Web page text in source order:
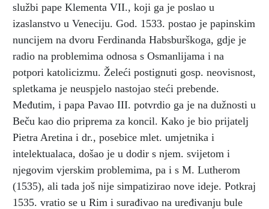
službi pape Klementa VII., koji ga je poslao u
izaslanstvo u Veneciju. God. 1533. postao je papinskim
nuncijem na dvoru Ferdinanda Habsburškoga, gdje je
radio na problemima odnosa s Osmanlijama i na
potpori katolicizmu. Želeći postignuti gosp. neovisnost,
spletkama je neuspjelo nastojao steći prebende.
Međutim, i papa Pavao III. potvrdio ga je na dužnosti u
Beču kao dio priprema za koncil. Kako je bio prijatelj
Pietra Aretina i dr., posebice mlet. umjetnika i
intelektualaca, došao je u dodir s njem. svijetom i
njegovim vjerskim problemima, pa i s M. Lutherom
(1535), ali tada još nije simpatizirao nove ideje. Potkraj
1535. vratio se u Rim i surađivao na uređivanju bule